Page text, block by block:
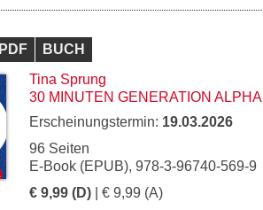
PDF
BUCH
Tina Sprung
30 MINUTEN GENERATION ALPHA
Erscheinungstermin: 19.03.2026
96 Seiten
E-Book (EPUB), 978-3-96740-569-9
€ 9,99 (D) | € 9,99 (A)